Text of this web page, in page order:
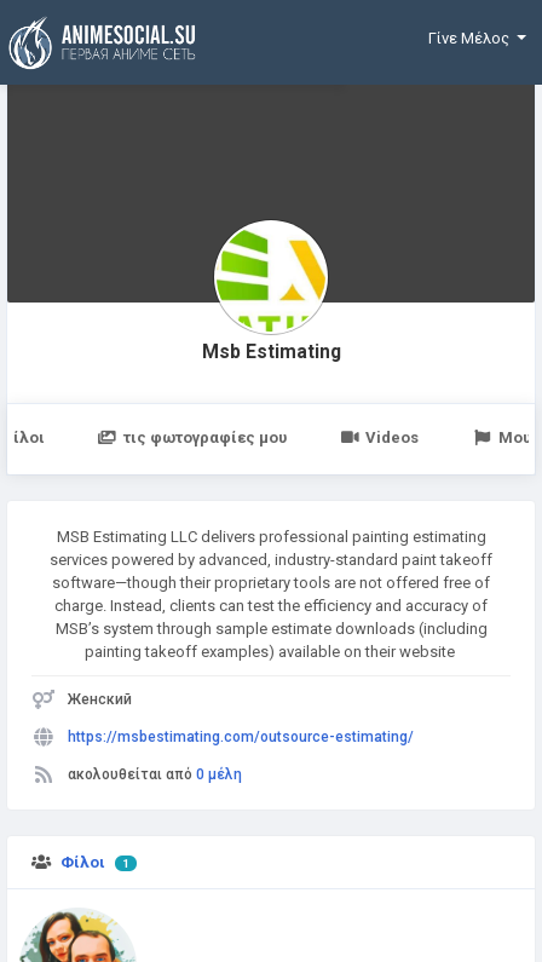
Χρηματοδότηση
Γίνε Μέλος
Msb Estimating
Φίλοι τις φωτογραφίες μου Videos Μου
MSB Estimating LLC delivers professional painting estimating
services powered by advanced, industry-standard paint takeoff
software—though their proprietary tools are not offered free of
charge. Instead, clients can test the efficiency and accuracy of
MSB’s system through sample estimate downloads (including
painting takeoff examples) available on their website
Женский
https://msbestimating.com/outsource-estimating/
ακολουθείται από 0 μέλη
Φίλοι 1